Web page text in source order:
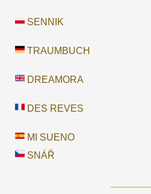
SENNIK
TRAUMBUCH
DREAMORA
DES REVES
MI SUENO
SNÁŘ